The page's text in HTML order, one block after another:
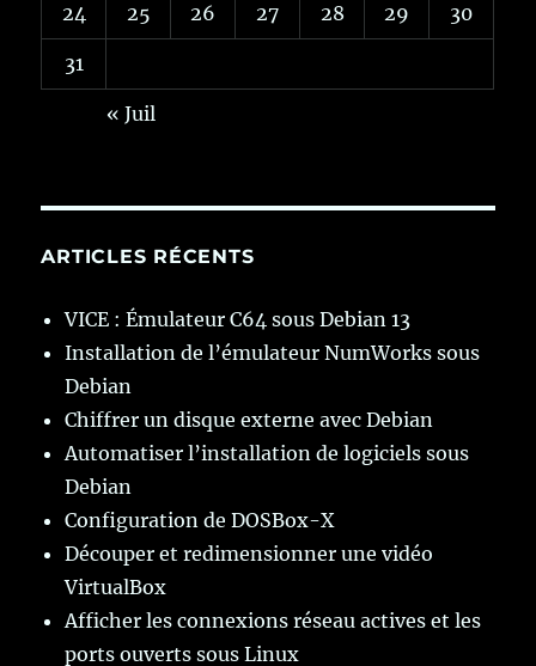
24 25 26 27 28 29 30
31
« Juil
ARTICLES RÉCENTS
VICE : Émulateur C64 sous Debian 13
Installation de l’émulateur NumWorks sous
Debian
Chiffrer un disque externe avec Debian
Automatiser l’installation de logiciels sous
Debian
Configuration de DOSBox-X
Découper et redimensionner une vidéo
VirtualBox
Afficher les connexions réseau actives et les
ports ouverts sous Linux